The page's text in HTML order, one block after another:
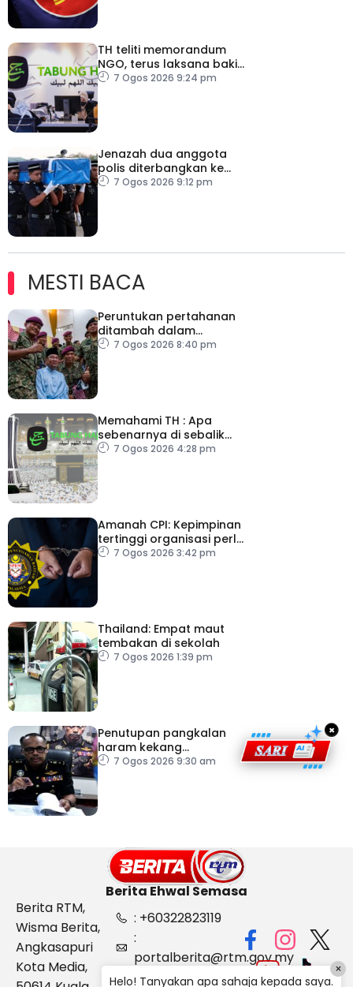
TH teliti memorandum
NGO, terus laksana baki
syor RCI
7 Ogos 2026 9:24 pm
Jenazah dua anggota
polis diterbangkan ke
Kelantan
7 Ogos 2026 9:12 pm
MESTI BACA
Peruntukan pertahanan
ditambah dalam
Belanjawan 2027
7 Ogos 2026 8:40 pm
Memahami TH : Apa
sebenarnya di sebalik
angka
7 Ogos 2026 4:28 pm
Amanah CPI: Kepimpinan
tertinggi organisasi perlu
pacu reformasi radikal
7 Ogos 2026 3:42 pm
Thailand: Empat maut
tembakan di sekolah
7 Ogos 2026 1:39 pm
Penutupan pangkalan
haram kekang
penyeludupan di
7 Ogos 2026 9:30 am
×
Berita Ehwal Semasa
Berita RTM,
Wisma Berita,
Angkasapuri
Kota Media,
: +60322823119
:
portalberita@rtm.gov.my
: Aduan &
Helo! Tanyakan apa sahaja kepada saya.
×